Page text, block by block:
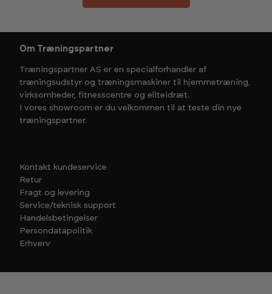
Om Træningspartner
Træningspartner AS er en specialforhandler af
træningsudstyr og træningsmaskiner til hjemmetræning,
virksomheder, fitnesscentre og eliteidræt.
I vores showroom er du velkommen til at teste din nye
træningspartner.
Kontakt kundeservice
Retur
Fragt og levering
Service/teknisk support
Handelsbetingelser
Persondatapolitik
Erhverv